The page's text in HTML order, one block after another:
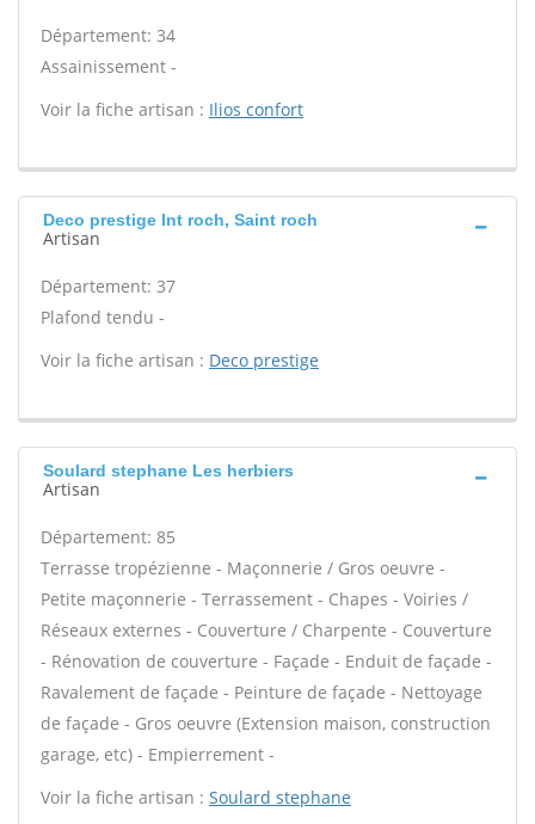
Département: 34
Assainissement -
Voir la fiche artisan : Ilios confort
Deco prestige Int roch, Saint roch
Artisan
Département: 37
Plafond tendu -
Voir la fiche artisan : Deco prestige
Soulard stephane Les herbiers
Artisan
Département: 85
Terrasse tropézienne - Maçonnerie / Gros oeuvre -
Petite maçonnerie - Terrassement - Chapes - Voiries /
Réseaux externes - Couverture / Charpente - Couverture
- Rénovation de couverture - Façade - Enduit de façade -
Ravalement de façade - Peinture de façade - Nettoyage
de façade - Gros oeuvre (Extension maison, construction
garage, etc) - Empierrement -
Voir la fiche artisan : Soulard stephane